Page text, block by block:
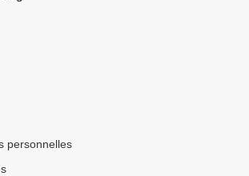
personnelles